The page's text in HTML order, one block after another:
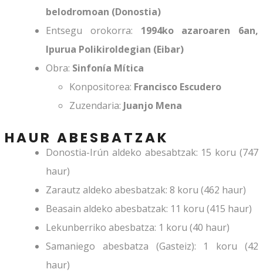
belodromoan (Donostia)
Entsegu orokorra: 1994ko azaroaren 6an,
Ipurua Polikiroldegian (Eibar)
Obra: Sinfonía Mítica
Konpositorea: Francisco Escudero
Zuzendaria: Juanjo Mena
HAUR ABESBATZAK
Donostia-Irún aldeko abesabtzak: 15 koru (747
haur)
Zarautz aldeko abesbatzak: 8 koru (462 haur)
Beasain aldeko abesbatzak: 11 koru (415 haur)
Lekunberriko abesbatza: 1 koru (40 haur)
Samaniego abesbatza (Gasteiz): 1 koru (42
haur)